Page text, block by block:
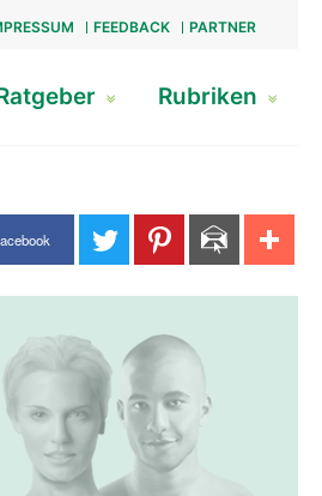
FEEDBACK PARTNER
Rubriken